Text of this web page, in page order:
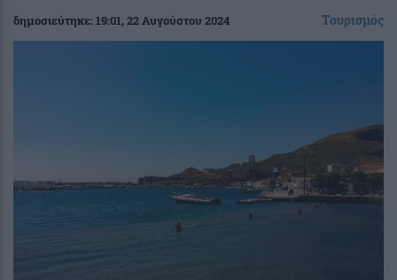
δημοσιεύτηκε:19:01, 22 Αυγούστου 2024 Τουρισμός